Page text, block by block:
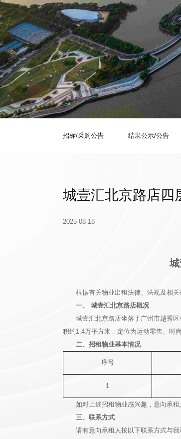
招标/采购公告 结果公示/公告
城壹汇北京路店四
2025-08-18
根据有关物业出租法律、法规及相
一、 城壹汇北京路店概况
城壹汇北京路店坐落于广州市越秀
积约1.4万平方米，定位为运动零售、时
二、招租物业基本情况
序号
1
如对上述招租物业感兴趣，意向承租
三、联系方式
请有意向承租人按以下联系方式与